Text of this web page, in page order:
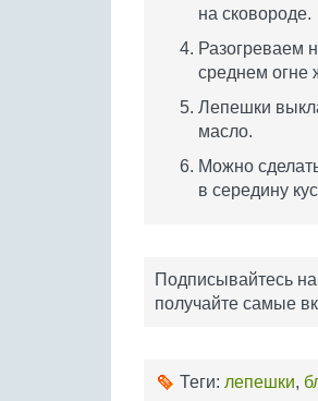
на сковороде.
Разогреваем
среднем огне
Лепешки
масло.
Можно
в середину
Подписывайтесь
получайте самые
Теги: лепешки,